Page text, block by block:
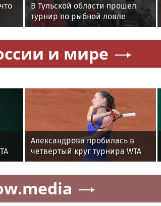
В Тульской области прошел
турнир по рыбной ловле
среди команд
и мире
Александрова пробилась в
четвертый круг турнира WTA
1000 в Торонто